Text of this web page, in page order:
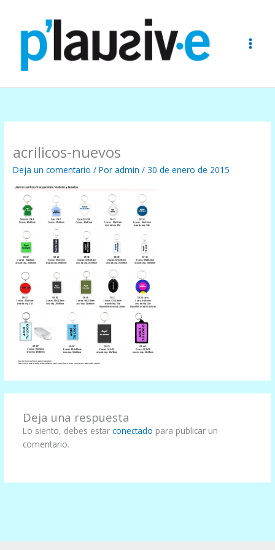
contenido
acrilicos-nuevos
Deja un comentario / Poradmin/30 de enero de 2015
Deja una respuesta
Lo siento, debes estar conectado para publicar un
comentario.